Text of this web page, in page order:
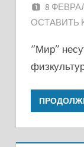
8
ОСТАВИТЬ
“Мир”